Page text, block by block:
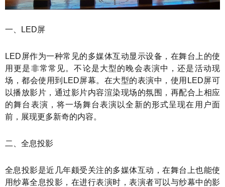
一、LED屏
LED屏作为一种常见的多媒体互动显示设备，在舞台上的使
用更是非常常见。不论是大型的晚会表演中，还是活动现
场，都会使用到LED屏幕。在大型的表演中，使用LED屏可
以播放影片，通过影片内容渲染现场的氛围，再配合上相应
的舞台表演，将一场舞台表演以全新的形式呈现在用户面
前，展现更多新奇的内容。
二、全息投影
全息投影是近几年颇受关注的多媒体互动，在舞台上也能使
用纱幕全息投影，在进行表演时，表演者可以与纱幕中的影